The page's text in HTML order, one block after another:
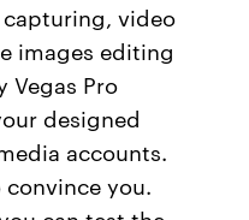
video
images editing
Vegas Pro
designed
accounts.
you.